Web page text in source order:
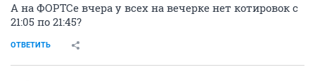
А на ФОРТСе вчера у всех на вечерке нет котировок с
21:05 по 21:45?
ОТВЕТИТЬ